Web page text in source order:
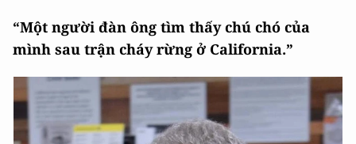
“Một người đàn ông tìm thấy chú chó của
mình sau trận cháy rừng ở California.”